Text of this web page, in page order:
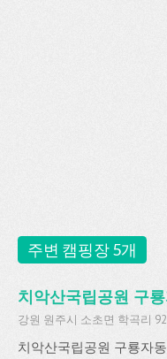
주변 캠핑장 5개
치악산국립공원 구
강원 원주시 소초면 학곡리
치악산국립공원 구룡자